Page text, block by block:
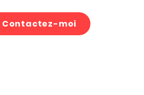
Contactez-moi